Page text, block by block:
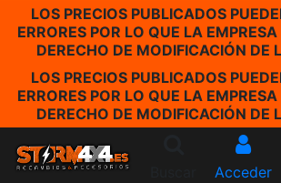
LOS PRECIOS PUBLICADOS
ERRORES POR LO QUE LA EMPRESA
DERECHO DE MODIFICACIÓN DE
LOS PRECIOS PUBLICADOS
ERRORES POR LO QUE LA EMPRESA
DERECHO DE MODIFICACIÓN DE
Acceder